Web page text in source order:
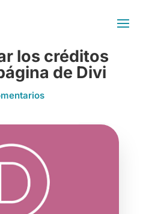
los créditos
de Divi